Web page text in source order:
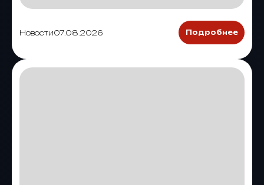
Новости07.08.2026 Подробнее